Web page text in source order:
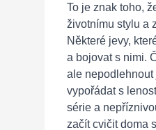
To je znak toho,
životnímu stylu a
Některé jevy,
a bojovat s nimi.
ale
vypořádat s
série a
začít cvičit doma